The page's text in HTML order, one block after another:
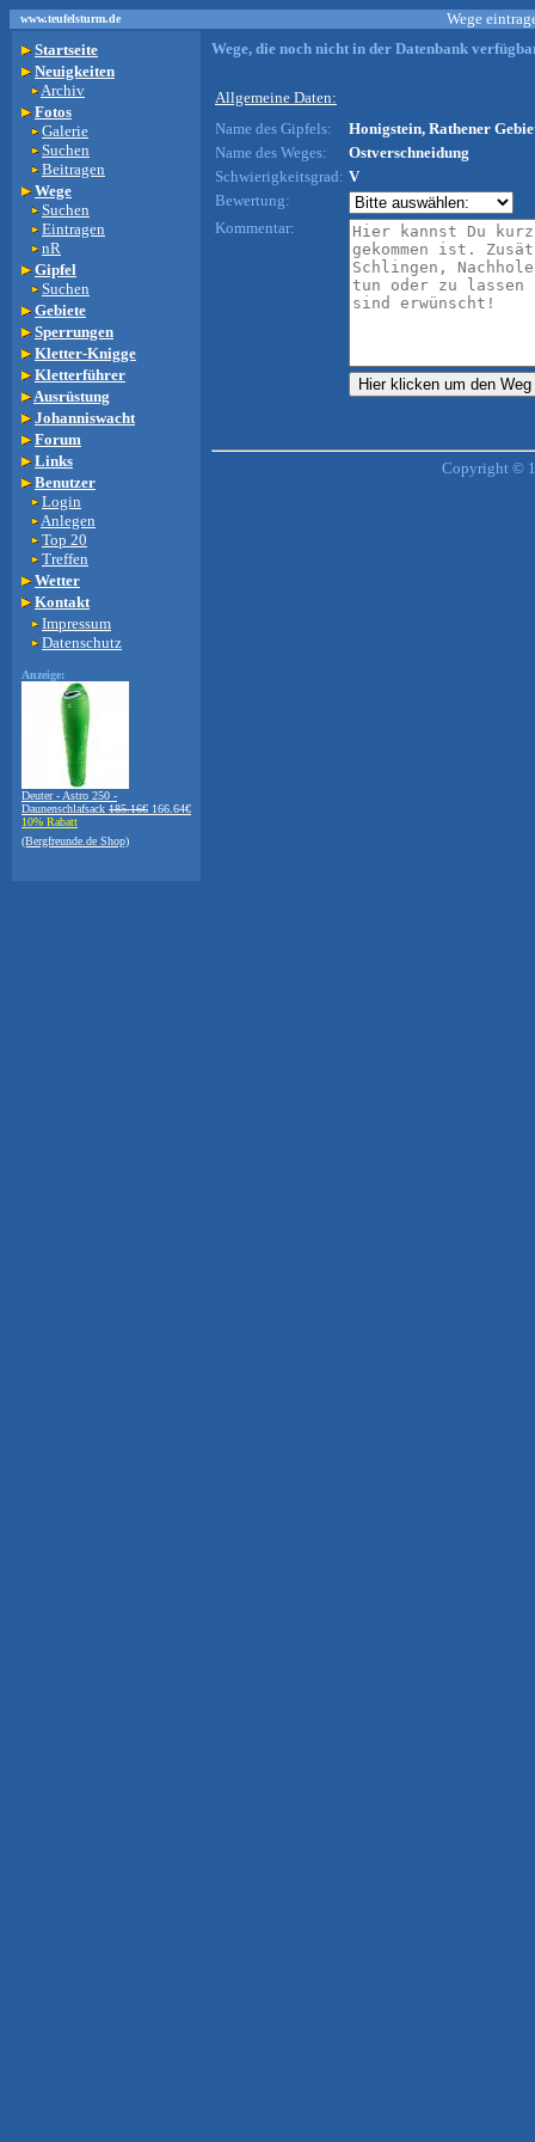
www.teufelsturm.de
Wege
Startseite
Neuigkeiten
Archiv
Fotos
Galerie
Suchen
Beitragen
Wege
Suchen
Eintragen
nR
Gipfel
Suchen
Gebiete
Sperrungen
Kletter-Knigge
Kletterführer
Ausrüstung
Johanniswacht
Forum
Links
Benutzer
Login
Anlegen
Top 20
Treffen
Wetter
Kontakt
Impressum
Datenschutz
Anzeige:
Deuter - Astro 250 -
Daunenschlafsack 185.16€ 166.64€
10% Rabatt
(Bergfreunde.de Shop)
Wege, die noch nicht in der Datenbank
Allgemeine Daten:
Name des Gipfels:
Honigstein, Rathener
Name des Weges:
Ostverschneidung
Schwierigkeitsgrad: V
Bewertung:
Kommentar:
Copyright ©